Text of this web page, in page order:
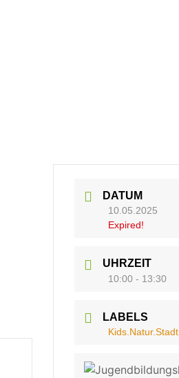
DATUM
10.05.2025
Expired!
UHRZEIT
10:00 - 13:30
LABELS
Kids.Natur.Stadt.